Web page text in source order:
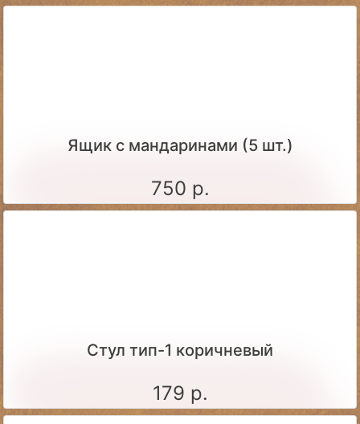
Ящик c мандаринами (5 шт.)
750 р.
Стул тип-1 коричневый
179 р.